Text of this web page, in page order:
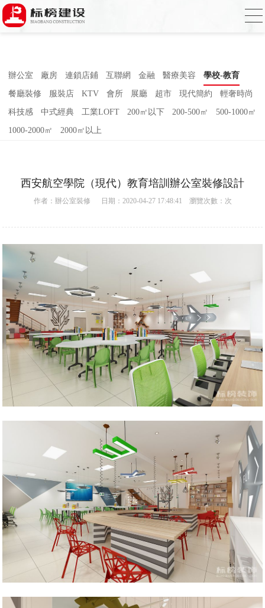
合欢视频下载,合欢视频污污污,合欢视频
APP下载汅,合欢视频免费在线观看
辦公室 廠房 連鎖店鋪 互聯網 金融 醫療美容 學校-教育
餐廳裝修 服裝店 KTV 會所 展廳 超市 現代簡約 輕奢時尚
科技感 中式經典 工業LOFT 200㎡以下 200-500㎡ 500-1000㎡
1000-2000㎡ 2000㎡以上
西安航空學院（現代）教育培訓辦公室裝修設計
作者： 辦公室裝修 日期：2020-04-27 17:48:41 瀏覽次數： 次